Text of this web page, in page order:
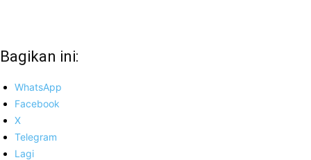
Bagikan ini:
WhatsApp
Facebook
X
Telegram
Lagi